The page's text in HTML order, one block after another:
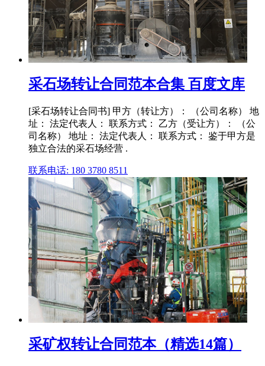
采石场转让合同范本合集 百度文库
[采石场转让合同书] 甲方（转让方）： （公司名称） 地
址： 法定代表人： 联系方式： 乙方（受让方）： （公
司名称） 地址： 法定代表人： 联系方式： 鉴于甲方是
独立合法的采石场经营 .
联系电话: 180 3780 8511
采矿权转让合同范本（精选14篇）